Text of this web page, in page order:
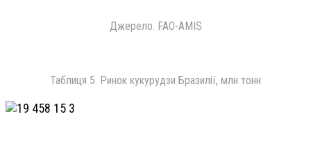
Джерело. FAO-AMIS
Таблиця 5. Ринок кукурудзи Бразилії, млн тонн